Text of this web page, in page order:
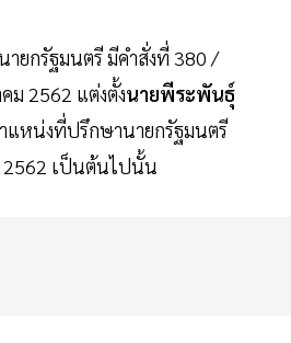
ายกรัฐมนตรี มีคำสั่งที่ 380 /
ม 2562 แต่งตั้งนายพีระพันธุ์
แหน่งที่ปรึกษานายกรัฐมนตรี
2562 เป็นต้นไปนั้น